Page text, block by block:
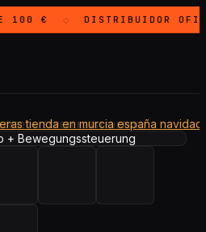
100 € ◇ DISTRIBUIDOR
+ BEWEGUNGSSTEUERUNG